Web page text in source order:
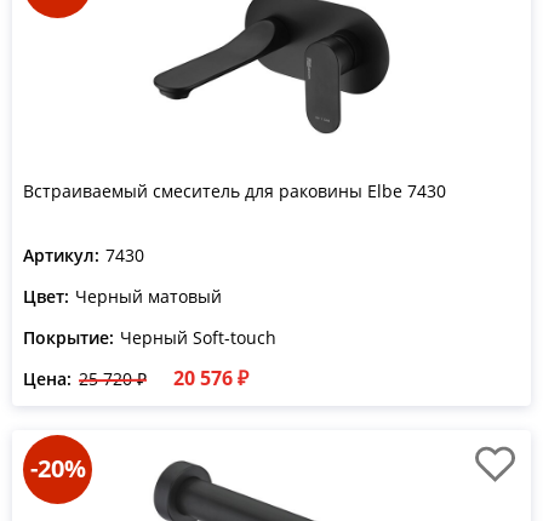
Встраиваемый смеситель для раковины Elbe 7430
Артикул: 7430
Цвет: Черный матовый
Покрытие: Черный Soft-touch
Цена: 25 720 ₽ 20 576 ₽
-20%